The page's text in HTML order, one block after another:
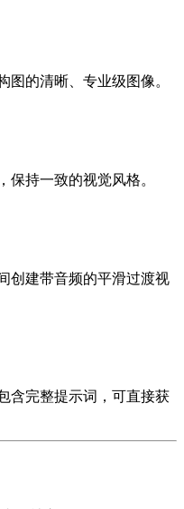
图的清晰、专业级图像。
保持一致的视觉风格。
创建带音频的平滑过渡视
含完整提示词，可直接获